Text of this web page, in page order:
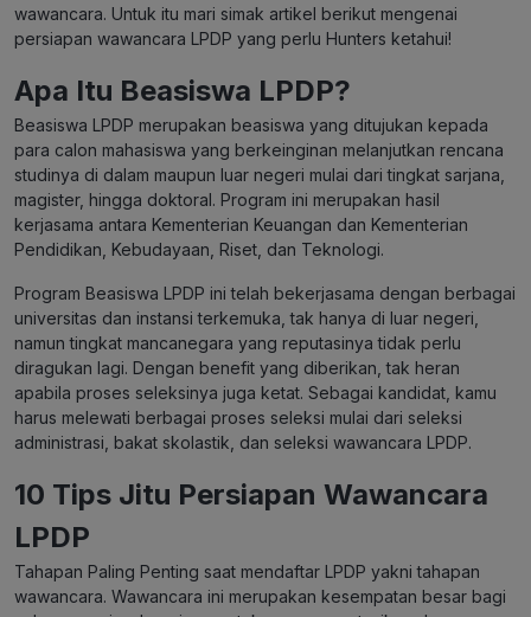
wawancara. Untuk itu mari simak artikel berikut mengenai
persiapan wawancara LPDP yang perlu Hunters ketahui!
Apa Itu Beasiswa LPDP?
Beasiswa LPDP merupakan beasiswa yang ditujukan kepada
para calon mahasiswa yang berkeinginan melanjutkan rencana
studinya di dalam maupun luar negeri mulai dari tingkat sarjana,
magister, hingga doktoral. Program ini merupakan hasil
kerjasama antara Kementerian Keuangan dan Kementerian
Pendidikan, Kebudayaan, Riset, dan Teknologi.
Program Beasiswa LPDP ini telah bekerjasama dengan berbagai
universitas dan instansi terkemuka, tak hanya di luar negeri,
namun tingkat mancanegara yang reputasinya tidak perlu
diragukan lagi. Dengan benefit yang diberikan, tak heran
apabila proses seleksinya juga ketat. Sebagai kandidat, kamu
harus melewati berbagai proses seleksi mulai dari seleksi
administrasi, bakat skolastik, dan seleksi wawancara LPDP.
10 Tips Jitu Persiapan Wawancara
LPDP
Tahapan Paling Penting saat mendaftar LPDP yakni tahapan
wawancara. Wawancara ini merupakan kesempatan besar bagi